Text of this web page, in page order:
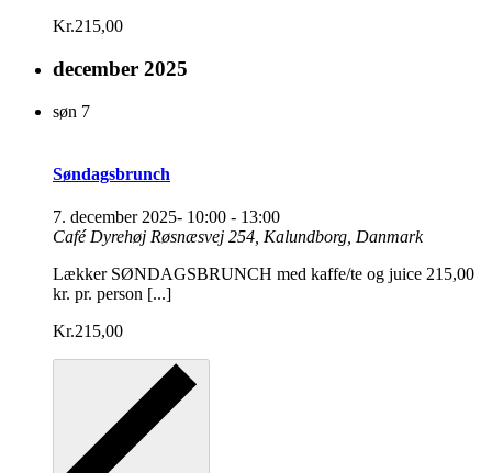
Kr.215,00
december 2025
søn 7
Søndagsbrunch
7. december 2025- 10:00 - 13:00
Café Dyrehøj Røsnæsvej 254, Kalundborg, Danmark
Lækker SØNDAGSBRUNCH med kaffe/te og juice 215,00
kr. pr. person [...]
Kr.215,00